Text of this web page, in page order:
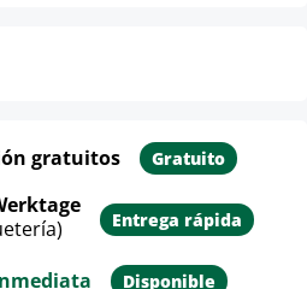
gratuitos Gratuito
Entrega rápida
Disponible